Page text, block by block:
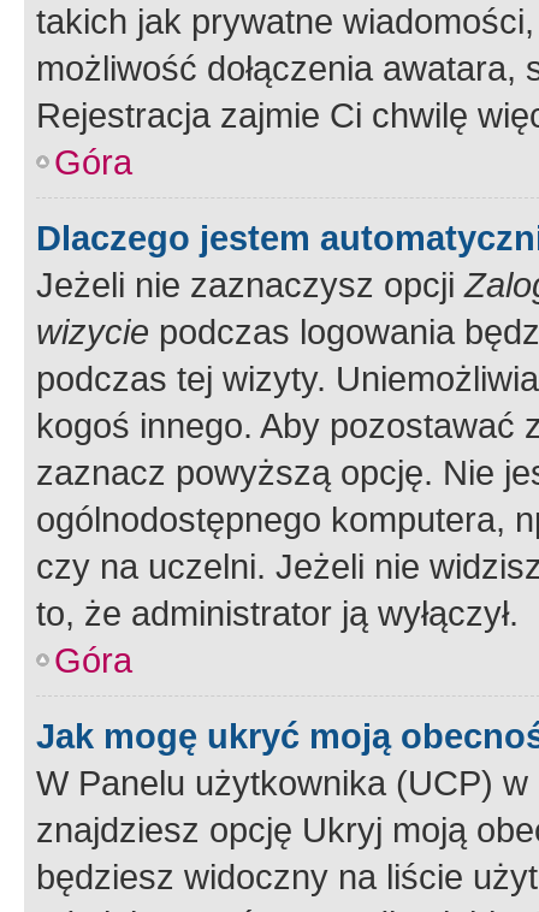
takich jak prywatne
możliwość dołączenia
Rejestracja zajmie Ci chwilę
Góra
Dlaczego jestem
Jeżeli nie zaznaczysz opcji
wizycie podczas logowania
podczas tej wizyty.
kogoś innego. Aby pozostawać
zaznacz powyższą opcję. Nie
ogólnodostępnego komputera,
czy na uczelni. Jeżeli nie
to, że administrator ją wyłączył.
Góra
Jak mogę ukryć moją
W Panelu użytkownika (UCP) w
znajdziesz opcję Ukryj moją
będziesz widoczny na liście